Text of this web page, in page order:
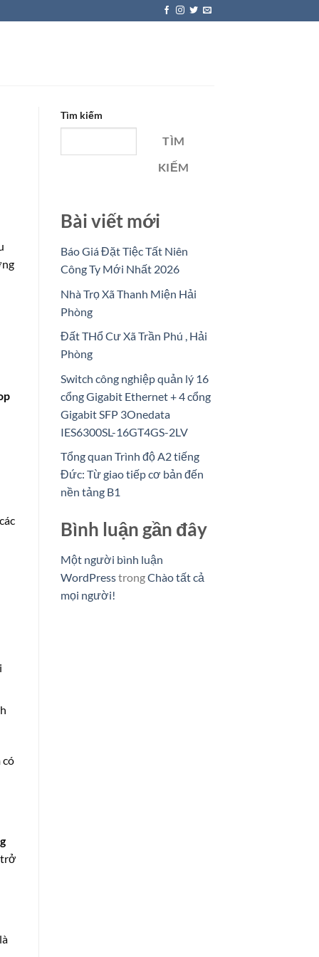
có
trở
Tìm kiếm
TÌM
KIẾM
Bài viết mới
Báo Giá Đặt Tiệc Tất Niên
Công Ty Mới Nhất 2026
Nhà Trọ Xã Thanh Miện Hải
Phòng
Đất THổ Cư Xã Trần Phú , Hải
Phòng
Switch công nghiệp quản lý 16
cổng Gigabit Ethernet + 4 cổng
Gigabit SFP 3Onedata
IES6300SL-16GT4GS-2LV
Tổng quan Trình độ A2 tiếng
Đức: Từ giao tiếp cơ bản đến
nền tảng B1
Bình luận gần đây
Một người bình luận
WordPresstrongChào tất cả
mọi người!